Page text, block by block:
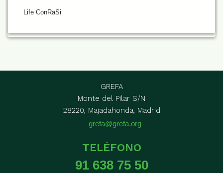
Life ConRaSi
GREFA
Monte del Pilar S/N
28220, Majadahonda, Madrid
grefa@grefa.org
TELÉFONO
91 638 75 50